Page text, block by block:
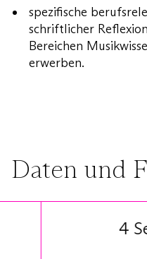
spezifische
schriftlicher
Bereichen
erwerben.
Daten und
4